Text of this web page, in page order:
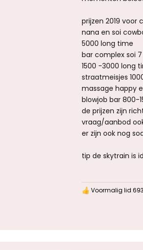
prijzen 2019 voor
nana en soi
5000 long time
bar complex soi
1500 -3000 long
straatmeisjes
massage happy
blowjob bar 800-
de prijzen zijn
vraag/aanbod
er zijn ook nog
tip de skytrain is
W Voormalig lid 693